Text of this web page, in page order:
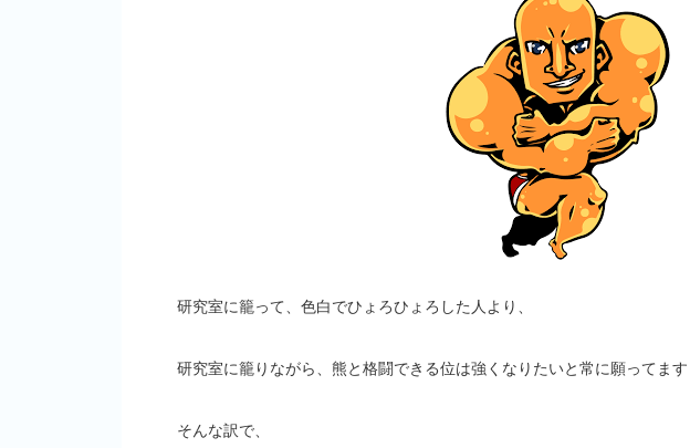
研究室に籠って、色白でひょろひょろした人より、
研究室に籠りながら、熊と格闘できる位は強くなりたいと常に願ってます
そんな訳で、